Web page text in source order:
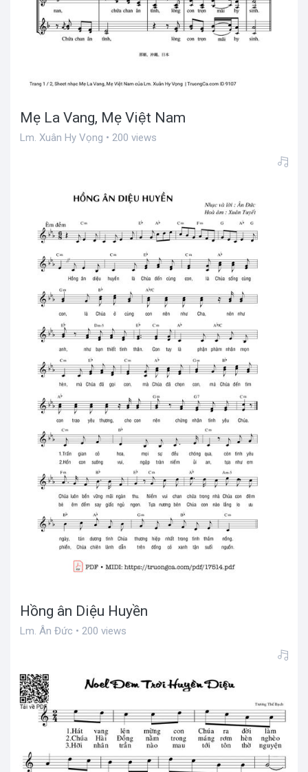
Mẹ La Vang, Mẹ Việt Nam
Lm. Xuân Hy Vọng • 200 views
Hồng ân Diệu Huyền
Lm. Ân Đức • 200 views